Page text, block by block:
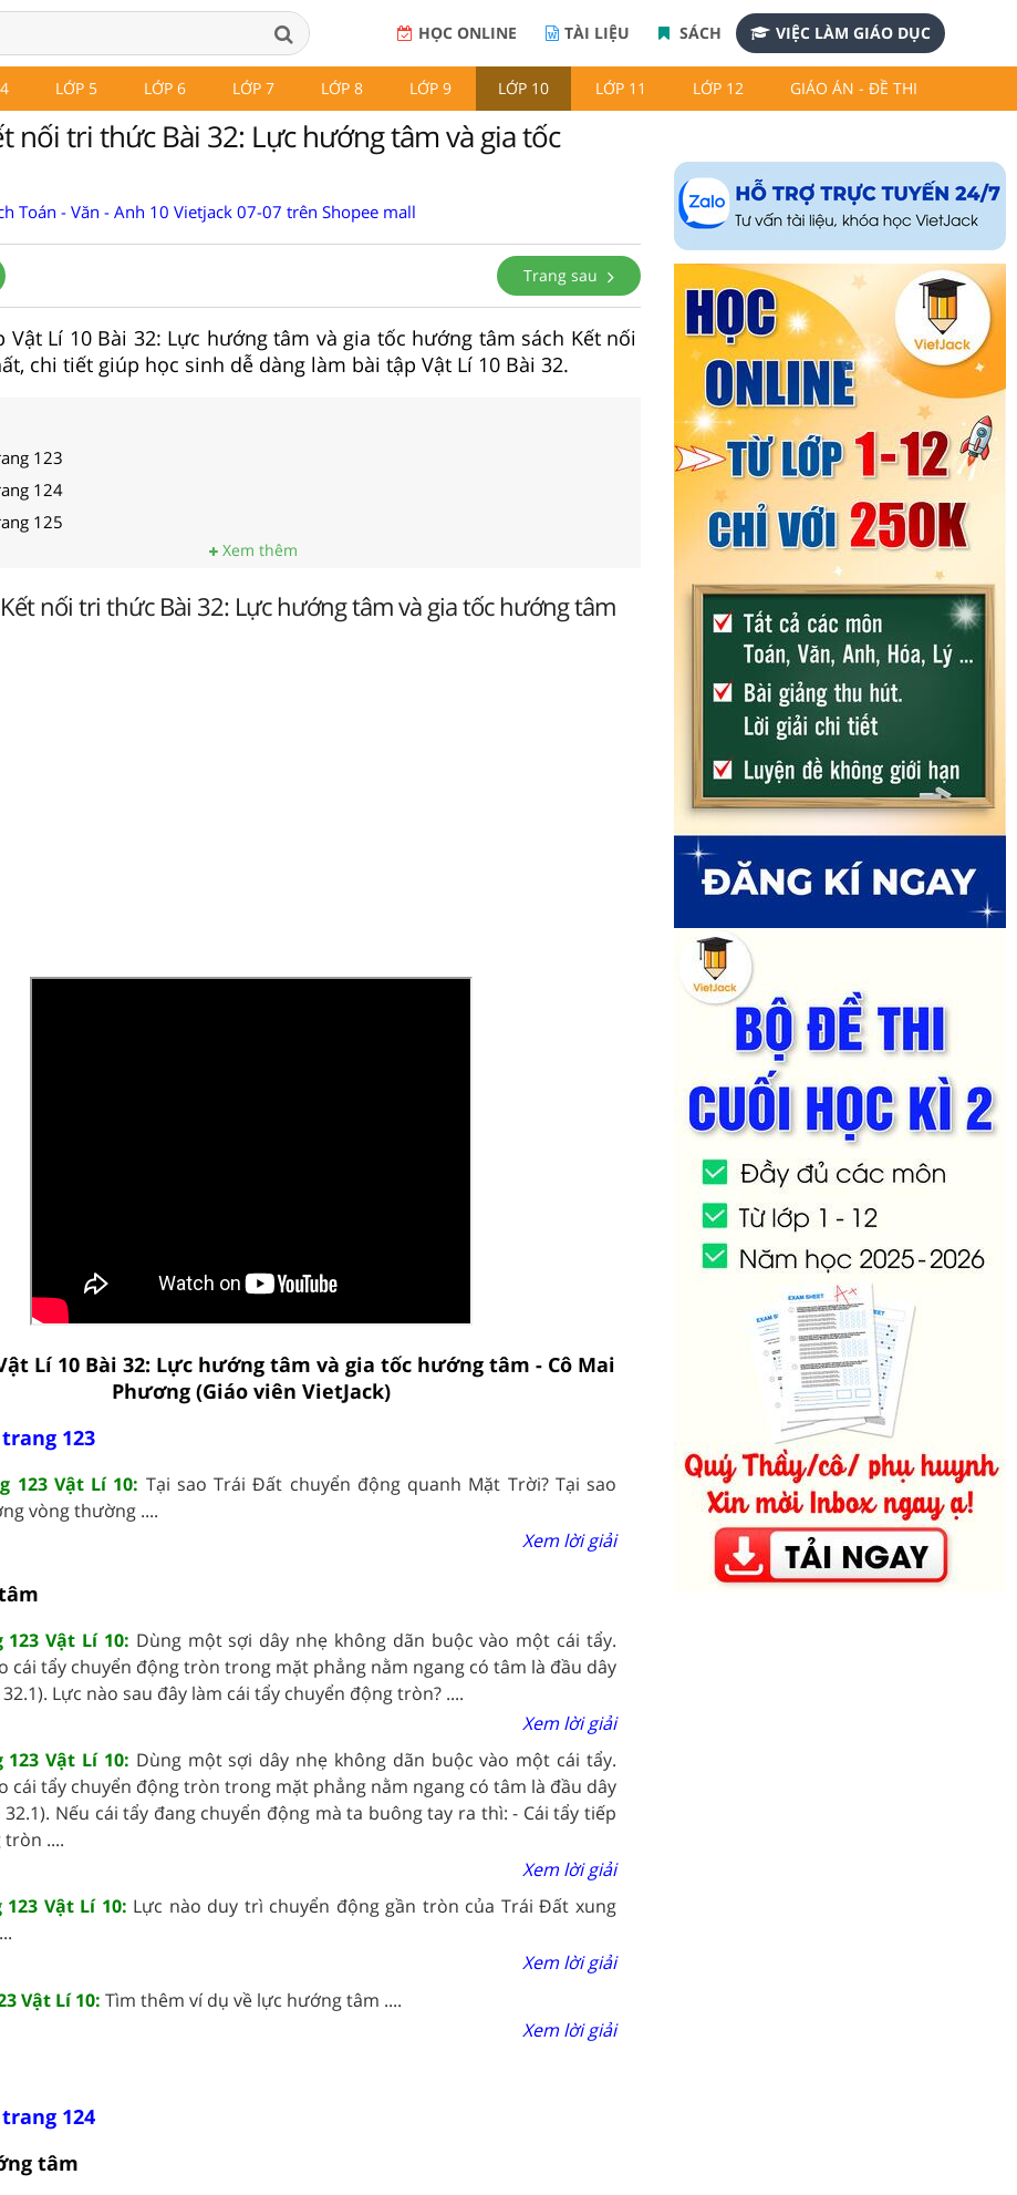
HỌC ONLINE TÀI LIỆU SÁCH VIỆC LÀM GIÁO DỤC
LỚP 5 LỚP 6 LỚP 7 LỚP 8 LỚP 9 LỚP 10 LỚP 11 LỚP 12 GIÁO ÁN - ĐỀ THI
nối tri thức Bài 32: Lực hướng tâm và gia tốc
Toán - Văn - Anh 10 Vietjack 07-07 trên Shopee mall
Trang sau
Vật Lí 10 Bài 32: Lực hướng tâm và gia tốc hướng tâm sách Kết nối
chi tiết giúp học sinh dễ dàng làm bài tập Vật Lí 10 Bài 32.
123
124
125
Xem thêm
nối tri thức Bài 32: Lực hướng tâm và gia tốc hướng tâm
Lí 10 Bài 32: Lực hướng tâm và gia tốc hướng tâm - Cô Mai
Phương (Giáo viên VietJack)
123
123 Vật Lí 10: Tại sao Trái Đất chuyển động quanh Mặt Trời? Tại sao
vòng thường ....
Xem lời giải
Vật Lí 10: Dùng một sợi dây nhẹ không dãn buộc vào một cái tẩy.
cái tẩy chuyển động tròn trong mặt phẳng nằm ngang có tâm là đầu dây
Lực nào sau đây làm cái tẩy chuyển động tròn? ....
Xem lời giải
Vật Lí 10: Dùng một sợi dây nhẹ không dãn buộc vào một cái tẩy.
cái tẩy chuyển động tròn trong mặt phẳng nằm ngang có tâm là đầu dây
Nếu cái tẩy đang chuyển động mà ta buông tay ra thì: - Cái tẩy tiếp
....
Xem lời giải
Vật Lí 10: Lực nào duy trì chuyển động gần tròn của Trái Đất xung
Xem lời giải
Vật Lí 10: Tìm thêm ví dụ về lực hướng tâm ....
Xem lời giải
124
tâm